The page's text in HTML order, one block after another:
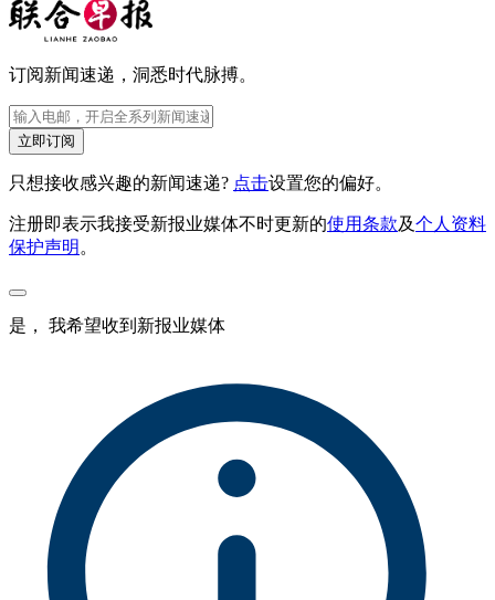
订阅新闻速递，洞悉时代脉搏。
立即订阅
只想接收感兴趣的新闻速递? 点击设置您的偏好。
注册即表示我接受新报业媒体不时更新的使用条款及个人资料
保护声明 。
是， 我希望收到新报业媒体